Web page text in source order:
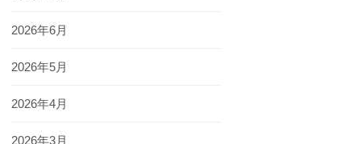
2026年6月
2026年5月
2026年4月
2026年3月